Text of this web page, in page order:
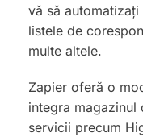
vă să
listele de
multe altele.
Zapier oferă o
integra magazinul
servicii precum